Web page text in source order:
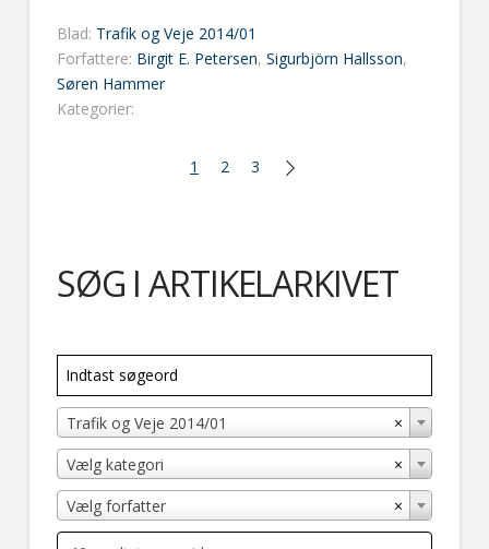
Blad: Trafik og Veje 2014/01
Forfattere: Birgit E. Petersen, Sigurbjörn Hallsson,
Søren Hammer
Kategorier:
1 2 3
SØG I ARTIKELARKIVET
×
Trafik og Veje 2014/01
×
Vælg kategori
×
Vælg forfatter